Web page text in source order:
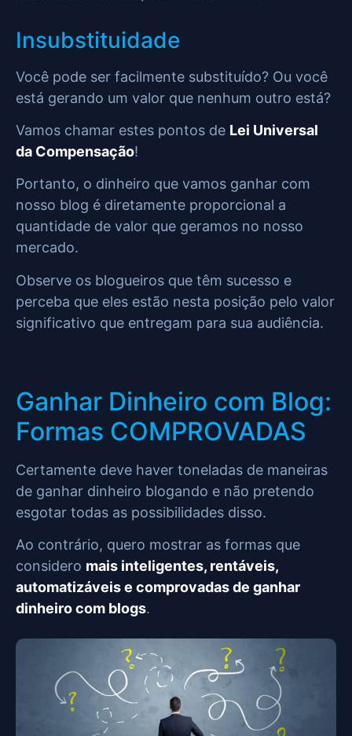
Insubstituidade
Você pode ser facilmente substituído? Ou você
está gerando um valor que nenhum outro está?
Vamos chamar estes pontos de Lei Universal
da Compensação!
Portanto, o dinheiro que vamos ganhar com
nosso blog é diretamente proporcional a
quantidade de valor que geramos no nosso
mercado.
Observe os blogueiros que têm sucesso e
perceba que eles estão nesta posição pelo valor
significativo que entregam para sua audiência.
Ganhar Dinheiro com Blog:
Formas COMPROVADAS
Certamente deve haver toneladas de maneiras
de ganhar dinheiro blogando e não pretendo
esgotar todas as possibilidades disso.
Ao contrário, quero mostrar as formas que
considero mais inteligentes, rentáveis,
automatizáveis e comprovadas de ganhar
dinheiro com blogs.